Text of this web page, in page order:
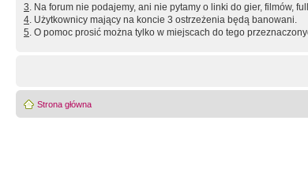
3. Na forum nie podajemy, ani nie pytamy o linki do gier, filmów,
4. Użytkownicy mający na koncie 3 ostrzeżenia będą banowani.
5. O pomoc prosić można tylko w miejscach do tego
Strona główna